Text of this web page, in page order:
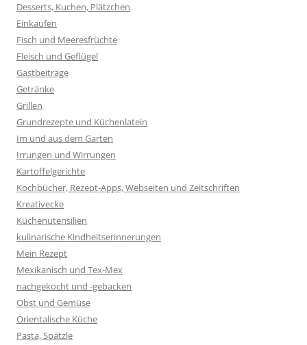
Desserts, Kuchen, Plätzchen
Einkaufen
Fisch und Meeresfrüchte
Fleisch und Geflügel
Gastbeiträge
Getränke
Grillen
Grundrezepte und Küchenlatein
Im und aus dem Garten
Irrungen und Wirrungen
Kartoffelgerichte
Kochbücher, Rezept-Apps, Webseiten und Zeitschriften
Kreativecke
Küchenutensilien
kulinarische Kindheitserinnerungen
Mein Rezept
Mexikanisch und Tex-Mex
nachgekocht und -gebacken
Obst und Gemüse
Orientalische Küche
Pasta, Spätzle